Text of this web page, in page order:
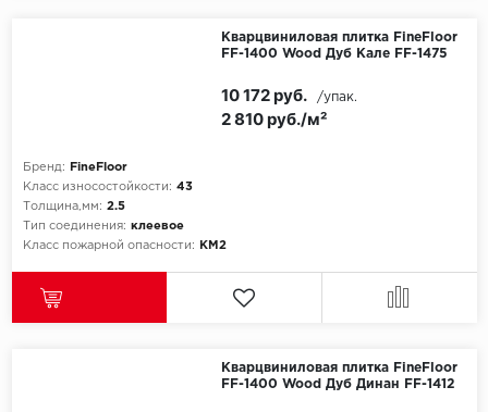
Кварцвиниловая плитка FineFloor
FF-1400 Wood Дуб Кале FF-1475
Бренд:
FineFloor
Класс износостойкости: 43
Толщина,мм: 2.5
Тип соединения: клеевое
Класс пожарной опасности:
КМ2
2 810 руб./м²
10 172 руб. /упак.
Кварцвиниловая плитка FineFloor
FF-1400 Wood Дуб Динан FF-1412